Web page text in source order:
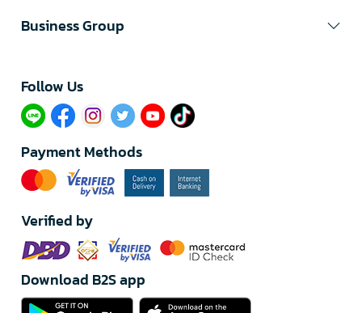
Business Group
Follow Us​
Payment Methods
Verified by
Download B2S app